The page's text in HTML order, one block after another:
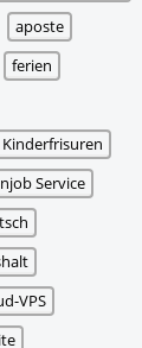
aposte
ferien
Kinderfrisuren
Service
VPS